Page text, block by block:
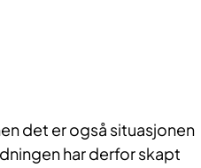
det er også situasjonen
har derfor skapt